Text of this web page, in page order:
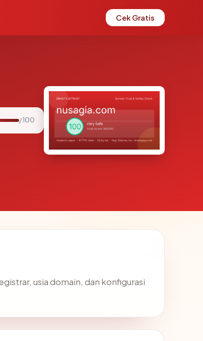
Cek Gratis
/ 100
usia domain, dan konfigurasi